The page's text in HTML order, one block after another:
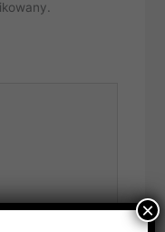
×